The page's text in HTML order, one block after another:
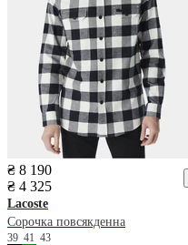
₴ 8 190
₴ 4 325
Lacoste
Сорочка повсякденна
39 41 43